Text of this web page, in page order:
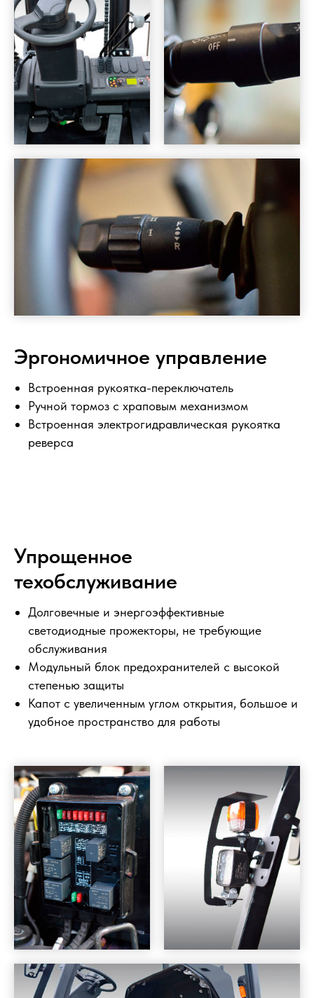
Эргономичное управление
Встроенная рукоятка-переключатель
Ручной тормоз с храповым механизмом
Встроенная электрогидравлическая рукоятка
реверса
Упрощенное
техобслуживание
Долговечные и энергоэффективные
светодиодные прожекторы, не требующие
обслуживания
Модульный блок предохранителей с высокой
степенью защиты
Капот с увеличенным углом открытия, большое и
удобное пространство для работы